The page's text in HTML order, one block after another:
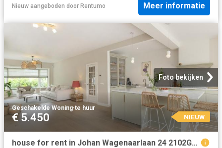
Nieuw aangeboden door Rentumo Meer informatie
Foto bekijken
Geschakelde Woning·te huur
€ 5.450 NIEUW
house for rent in Johan Wagenaarlaan 24 2102GC Heemstede Heemsteedse Dreef, Schildersbuurt en omgeving Heemstede